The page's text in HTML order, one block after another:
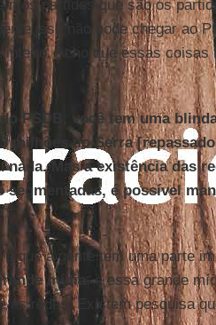
os partidos que são os
isso não pode chegar ao
inteiro. Acho que essas
do PSDB, você tem uma
milhões do Serra
nada. Mas a existência das
segmentadas, é possível
é que a gente tem uma parte
mídia
, e essa grande
as redes. Existem pesquisa